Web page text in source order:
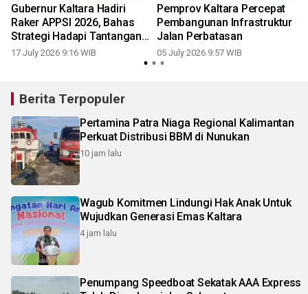
Gubernur Kaltara Hadiri
Raker APPSI 2026, Bahas
Strategi Hadapi Tantangan
Daerah
17 July 2026 9:16 WIB
Pemprov Kaltara Percepat
Pembangunan Infrastruktur
Jalan Perbatasan
05 July 2026 9:57 WIB
Berita Terpopuler
Pertamina Patra Niaga Regional Kalimantan
Perkuat Distribusi BBM di Nunukan
10 jam lalu
Wagub Komitmen Lindungi Hak Anak Untuk
Wujudkan Generasi Emas Kaltara
4 jam lalu
Penumpang Speedboat Sekatak AAA Express